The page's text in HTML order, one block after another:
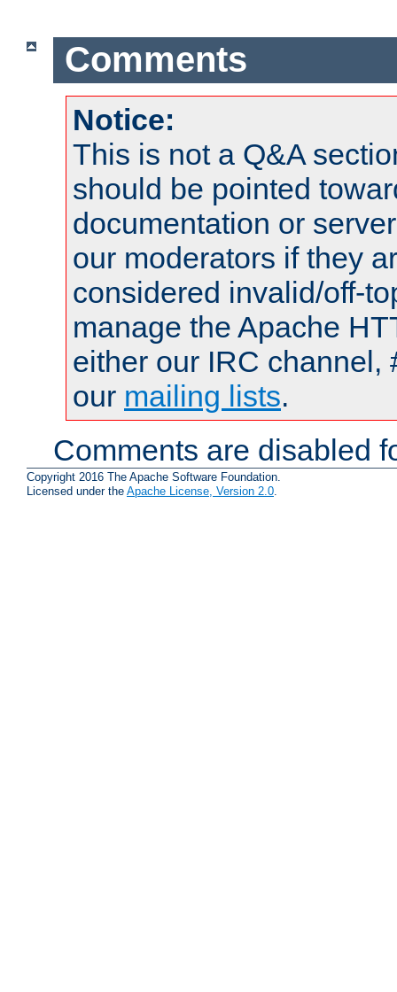
Comments
Notice:
This is not a Q&A
should be pointed
documentation or
our moderators if they
considered invalid/off-
manage the Apache
either our IRC channel,
our mailing lists.
Comments are disabled
Copyright 2016 The Apache Software Foundation.
Licensed under the Apache License, Version 2.0.